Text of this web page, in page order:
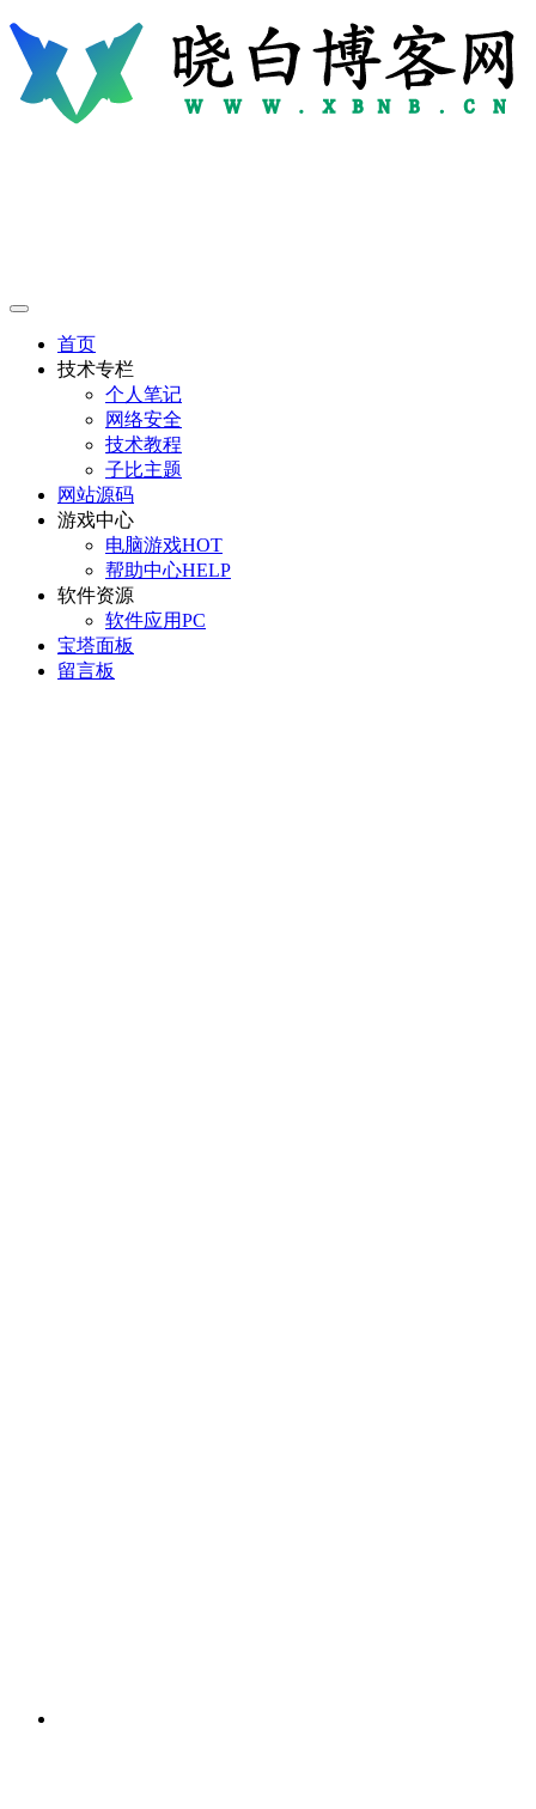
首页
技术专栏
个人笔记
网络安全
技术教程
子比主题
网站源码
游戏中心
电脑游戏HOT
帮助中心HELP
软件资源
软件应用PC
宝塔面板
留言板